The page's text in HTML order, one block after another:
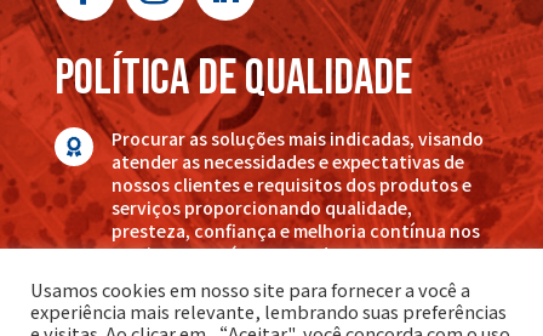
POLÍTICA DE QUALIDADE

Procurar as soluções mais indicadas, visando
atender as necessidades e expectativas de
nossos clientes e requisitos dos produtos e
serviços proporcionando qualidade,
presteza, confiança e melhoria contínua nos
serviços por nós executados.
Conheça também nossa:
Usamos cookies em nosso site para fornecer a você a
experiência mais relevante, lembrando suas preferências